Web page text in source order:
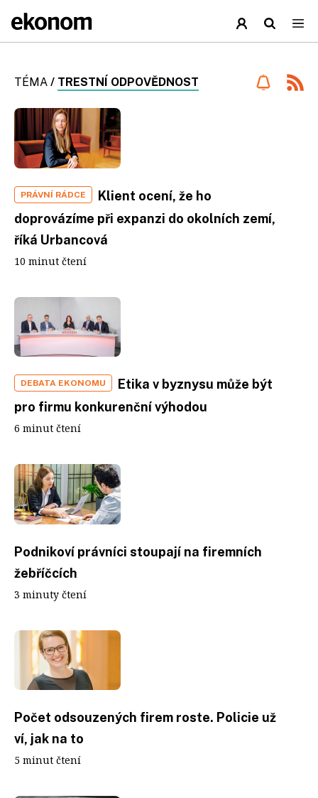
TÉMA / TRESTNÍ ODPOVĚDNOST
PRÁVNÍ RÁDCE
Klient ocení, že ho
doprovázíme při expanzi do okolních zemí,
říká Urbancová
10 minut čtení
DEBATA EKONOMU
Etika v byznysu může být
pro firmu konkurenční výhodou
6 minut čtení
Podnikoví právníci stoupají na firemních
žebříčcích
3 minuty čtení
Počet odsouzených firem roste. Policie už
ví, jak na to
5 minut čtení